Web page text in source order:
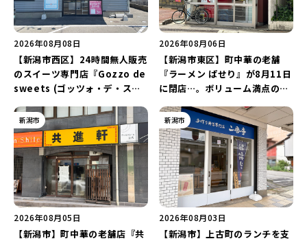
2026年08月08日
【新潟市西区】24時間無人販売
のスイーツ専門店『Gozzo de
sweets (ゴッツォ・デ・スイ
店…。一部商品は姉妹店で販売
継続！
2026年08月06日
【新潟市東区】町中華の老舗
『ラーメン ぱせり』が8月11日
に閉店…。ボリューム満点の名
新潟市
2026年08月05日
【新潟市】町中華の老舗店『共
新潟市
2026年08月03日
【新潟市】上古町のランチを支